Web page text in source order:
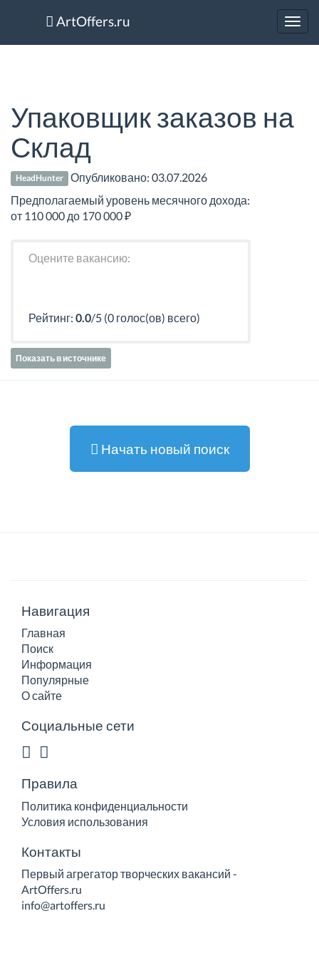
ArtOffers.ru
Упаковщик заказов на
Склад
HeadHunter Опубликовано:03.07.2026
Предполагаемый уровень месячного дохода:
от 110 000 до 170 000 ₽
Оцените вакансию:
Рейтинг: 0.0/5 (0 голос(ов) всего)
Показать в источнике
Начать новый поиск
Навигация
Главная
Поиск
Информация
Популярные
О сайте
Социальные сети
Правила
Политика конфиденциальности
Условия использования
Контакты
Первый агрегатор творческих вакансий -
ArtOffers.ru
info@artoffers.ru